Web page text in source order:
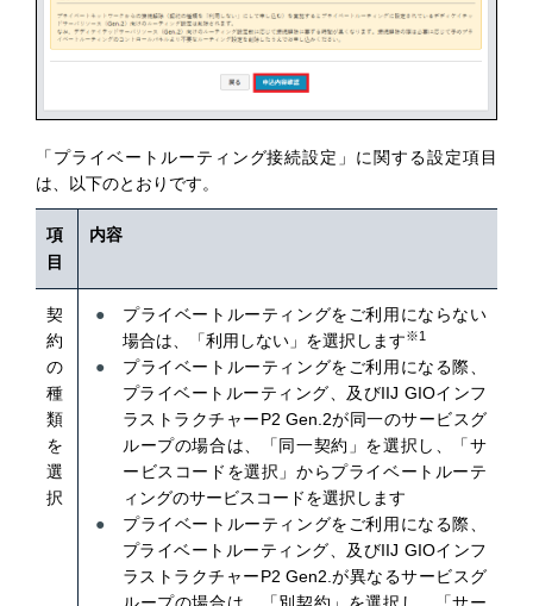
「プライベートルーティング接続設定」に関する設定項目
は、以下のとおりです。
項
目
内容
契
約
の
種
類
を
選
択
プライベートルーティングをご利用にならない
場合は、「利用しない」を選択します※1
プライベートルーティングをご利用になる際、
プライベートルーティング、及びIIJ GIOインフ
ラストラクチャーP2 Gen.2が同一のサービスグ
ループの場合は、「同一契約」を選択し、「サ
ービスコードを選択」からプライベートルーテ
ィングのサービスコードを選択します
プライベートルーティングをご利用になる際、
プライベートルーティング、及びIIJ GIOインフ
ラストラクチャーP2 Gen2.が異なるサービスグ